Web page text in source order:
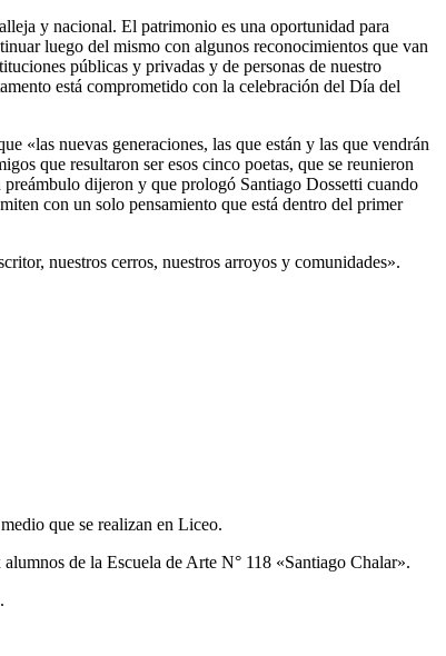
y nacional. El patrimonio es una oportunidad para
luego del mismo con algunos reconocimientos que van
públicas y privadas y de personas de nuestro
está comprometido con la celebración del Día del
«las nuevas generaciones, las que están y las que vendrán
que resultaron ser esos cinco poetas, que se reunieron
dijeron y que prologó Santiago Dossetti cuando
con un solo pensamiento que está dentro del primer
nuestros cerros, nuestros arroyos y comunidades».
que se realizan en Liceo.
de la Escuela de Arte N° 118 «Santiago Chalar».